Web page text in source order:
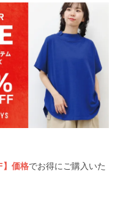
】価格でお得にご購入いた